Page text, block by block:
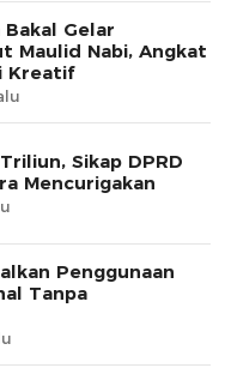
Bakal Gelar
Maulid Nabi, Angkat
Kreatif
Sikap DPRD
Mencurigakan
Penggunaan
Tanpa